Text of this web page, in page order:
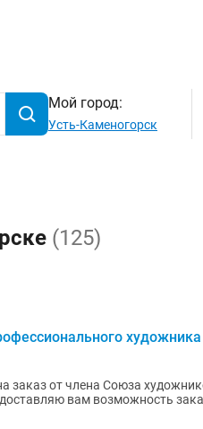
Мой город:
Усть-Каменогорск
(125)
художника
заказ от члена Союза
вам возможность